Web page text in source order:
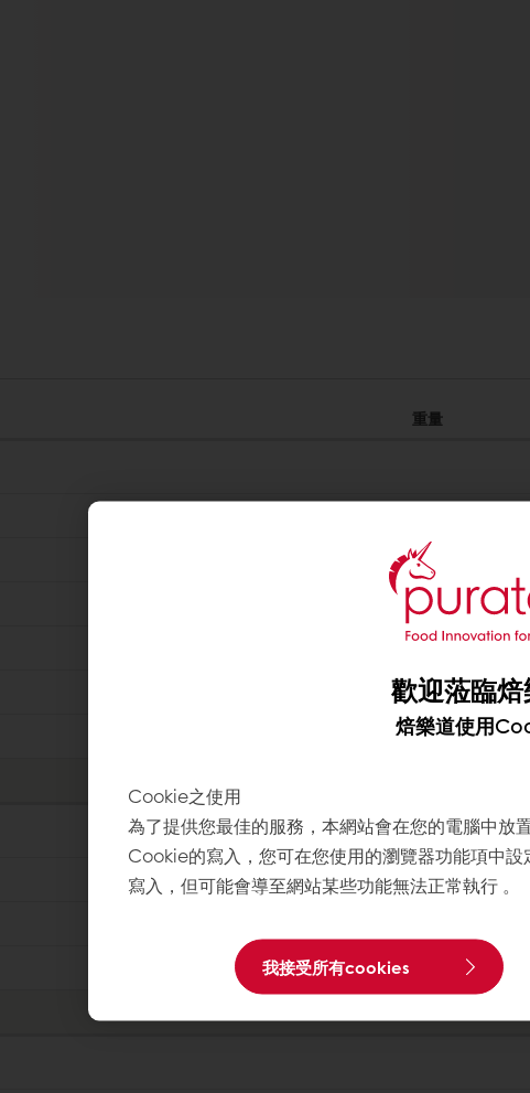
重量
80
150
225
3
80
200
歡迎蒞臨
焙樂道使用
Cookie之使用
為了提供您最佳的服務，本網站會在您的電腦中放
Cookie的寫入，您可在您使用的瀏覽器功能項中
寫入，但可能會導至網站某些功能無法正常執行 。
我接受所有cookies